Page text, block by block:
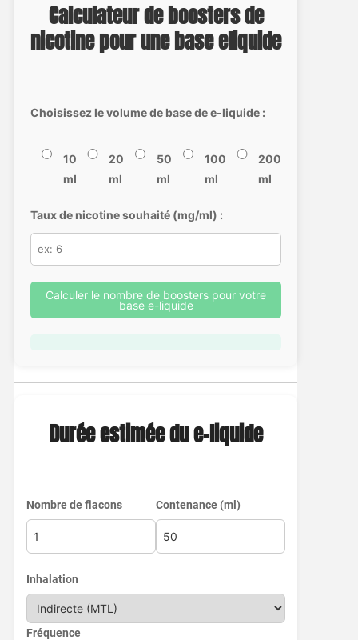
Calculateur de boosters de
nicotine pour une base eliquide
Choisissez le volume de base de e-liquide :
10
ml
20
ml
50
ml
100
ml
200
ml
Taux de nicotine souhaité (mg/ml) :
Calculer le nombre de boosters pour votre
base e-liquide
Durée estimée du e-liquide
Nombre de flacons Contenance (ml)
Inhalation
Fréquence